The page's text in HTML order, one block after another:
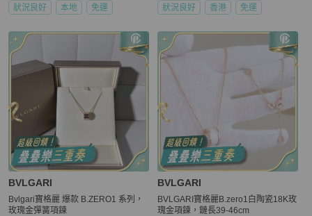
狀況良好 本地 免運 狀況良好 香港 免運
BVLGARI
Bvlgari寶格麗 爆款 B.ZERO1 系列，
玫瑰金彈簧項鍊
BVLGARI
BVLGARI寶格麗B.zero1白陶瓷18K玫
瑰金項鍊，鏈長39-46cm